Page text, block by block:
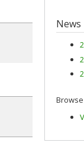
News